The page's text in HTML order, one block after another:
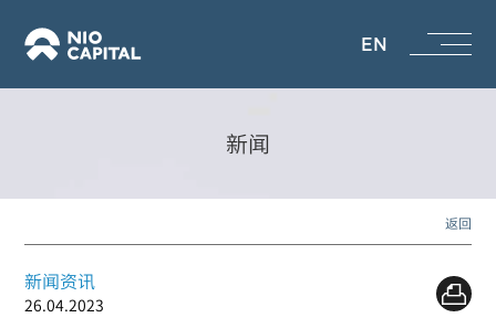
EN
新闻
返回
新闻资讯
26.04.2023